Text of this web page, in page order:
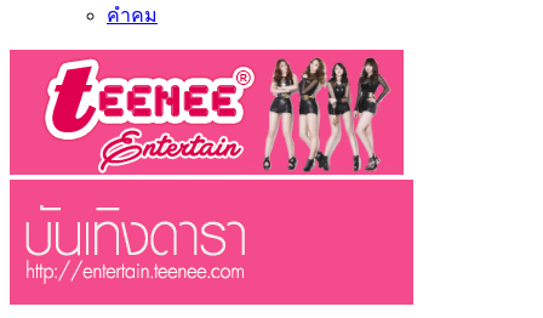
คำคม